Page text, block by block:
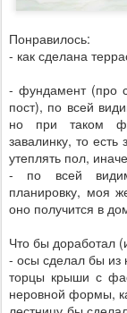
Понравилось:
- как сделана
- фундамент (про
пост), по всей
но при таком
завалинку, то есть
утеплять пол,
- по всей
планировку, моя
оно получится в
Что бы доработал
- осы сделал бы из
торцы крыши с
неровной формы,